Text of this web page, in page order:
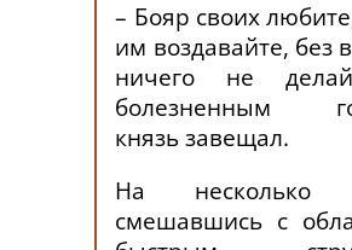
– Бояр своих
им воздавайте, без
ничего не
болезненным
князь завещал.
На несколько
смешавшись с